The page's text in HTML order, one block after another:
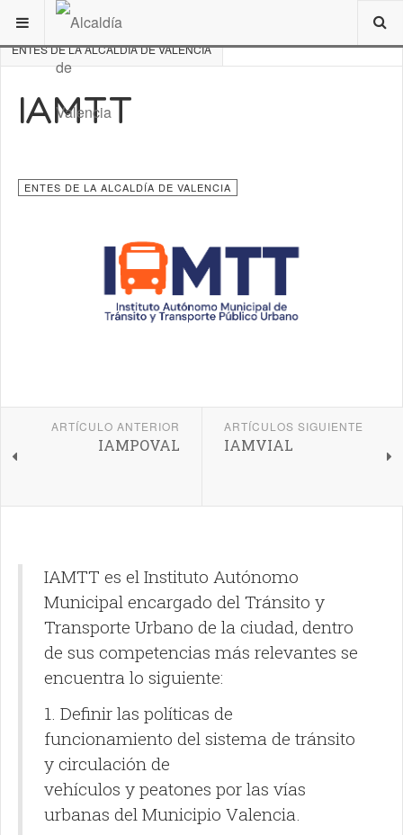
ESTÁ AQUÍ: DE INTERÉS
ENTES DE LA ALCALDÍA DE VALENCIA
IAMTT
ENTES DE LA ALCALDÍA DE VALENCIA
ARTÍCULO ANTERIOR
IAMPOVAL
ARTÍCULOS SIGUIENTE
IAMVIAL
IAMTT es el Instituto Autónomo
Municipal encargado del Tránsito y
Transporte Urbano de la ciudad, dentro
de sus competencias más relevantes se
encuentra lo siguiente:
1. Definir las políticas de
funcionamiento del sistema de tránsito
y circulación de
vehículos y peatones por las vías
urbanas del Municipio Valencia.